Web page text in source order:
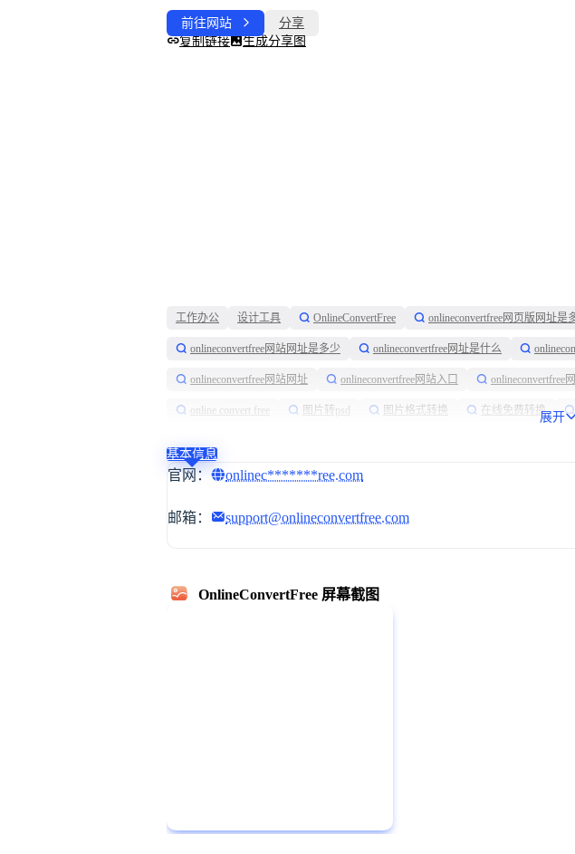
前往网站
分享
复制链接
生成分享图
工作办公 设计工具 OnlineConvertFree onlineconvertfree网页版网址是
onlineconvertfree网站网址是多少 onlineconvertfree网址是什么
onlineconvertfree网站网址 onlineconvertfree网站入口 onlineconvertfree
online convert free 图片转psd 图片格式转换 在线免费转换展开
基本信息
官网： onlinec*******ree.com
邮箱： support@onlineconvertfree.com
OnlineConvertFree 屏幕截图